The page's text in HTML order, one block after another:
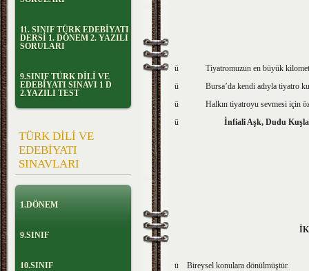
11. SINIF TÜRK EDEBİYATI
DERSİ 1. DÖNEM 2. YAZILI
SORULARI
9.SINIF TÜRK DİLİ VE
EDEBİYATI SINAVI 1 D
2.YAZILI TEST
TÜRK DİLİ VE
EDEBİYATI
SINAVLARI
1.DÖNEM
9.SINIF
10.SINIF
ü Tiyatromuzun en büyük kilometre
ü Bursa’da kendi adıyla tiyatro
ü Halkın tiyatroyu sevmesi için
ü İnfiali Aşk, Dudu
ü Bireysel konulara dönülmüştür.